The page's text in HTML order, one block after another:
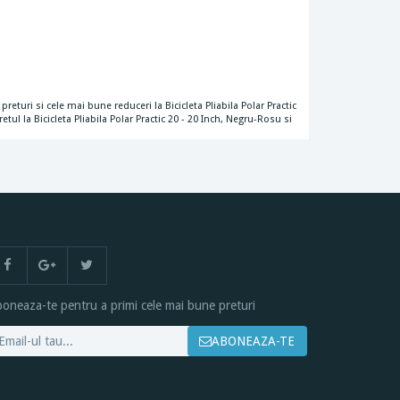
si cele mai bune reduceri la Bicicleta Pliabila Polar Practic
la Bicicleta Pliabila Polar Practic 20 - 20 Inch, Negru-Rosu si
te pentru a primi cele mai bune preturi
ABONEAZA-TE